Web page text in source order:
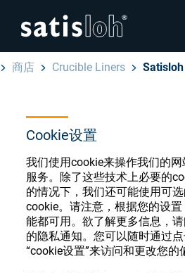
Cookie设置
我们使用cookie来操作我们的
服务。除了这些技术上必要的
的情况下，我们还可能使用可
cookie。请注意，根据您的设
能都可用。欲了解更多信息，
的隐私通知。您可以随时通过
“cookie设置”来访问和更改您的
汉语
眼镜光学
精密光学
我们是谁
English
Deutsch
Español
Français
商店 Crucible Liners
眼镜光学耗材商
注册或登录以访问您的帐户
种眼镜光学耗材